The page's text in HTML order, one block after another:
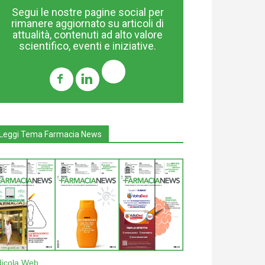
Segui le nostre pagine social per
rimanere aggiornato su articoli di
attualità, contenuti ad alto valore
scientifico, eventi e iniziative.
Tema Farmacia News
Web